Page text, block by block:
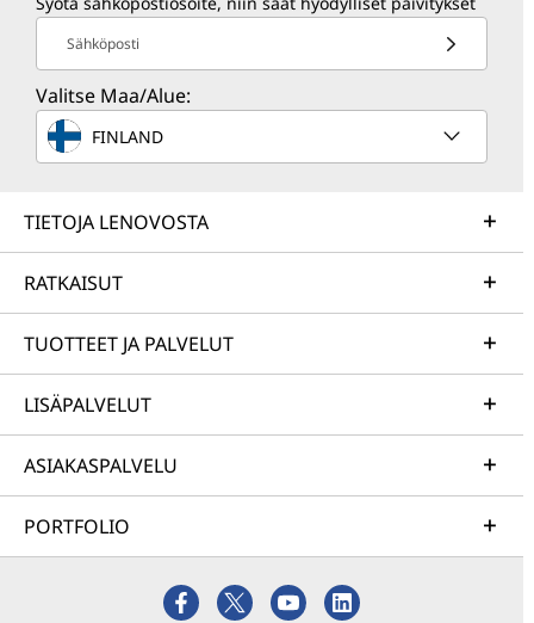
Sähköposti
Valitse Maa/Alue:
FINLAND
TIETOJA LENOVOSTA
RATKAISUT
TUOTTEET JA PALVELUT
LISÄPALVELUT
ASIAKASPALVELU
PORTFOLIO